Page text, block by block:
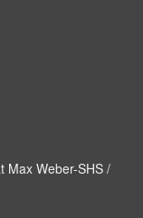
Max Weber-SHS /